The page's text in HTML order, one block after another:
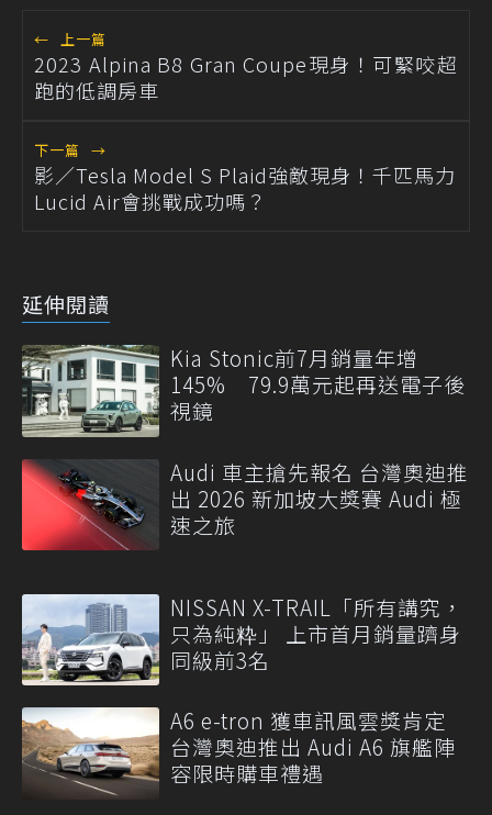
← 上一篇
2023 Alpina B8 Gran Coupe現身！可緊咬超
跑的低調房車
下一篇 →
影／Tesla Model S Plaid強敵現身！千匹馬力
Lucid Air會挑戰成功嗎？
延伸閱讀
Kia Stonic前7月銷量年增
145% 79.9萬元起再送電子後
視鏡
Audi 車主搶先報名 台灣奧迪推
出 2026 新加坡大獎賽 Audi 極
速之旅
NISSAN X-TRAIL「所有講究，
只為純粋」 上市首月銷量躋身
同級前3名
A6 e-tron 獲車訊風雲獎肯定
台灣奧迪推出 Audi A6 旗艦陣
容限時購車禮遇